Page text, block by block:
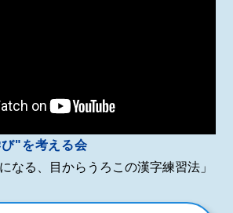
"を考える会
なる、目からうろこの漢字練習法」